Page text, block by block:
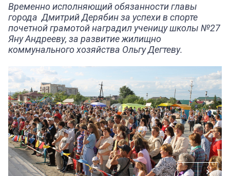
Временно исполняющий обязанности главы
города Дмитрий Дерябин за успехи в спорте
почетной грамотой наградил ученицу школы №27
Яну Андрееву, за развитие жилищно
коммунального хозяйства Ольгу Дегтеву.